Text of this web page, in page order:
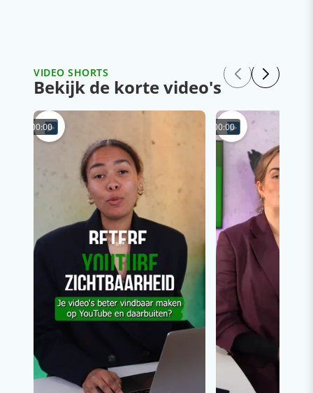
VIDEO SHORTS
Bekijk de korte video's
00:00 00:00